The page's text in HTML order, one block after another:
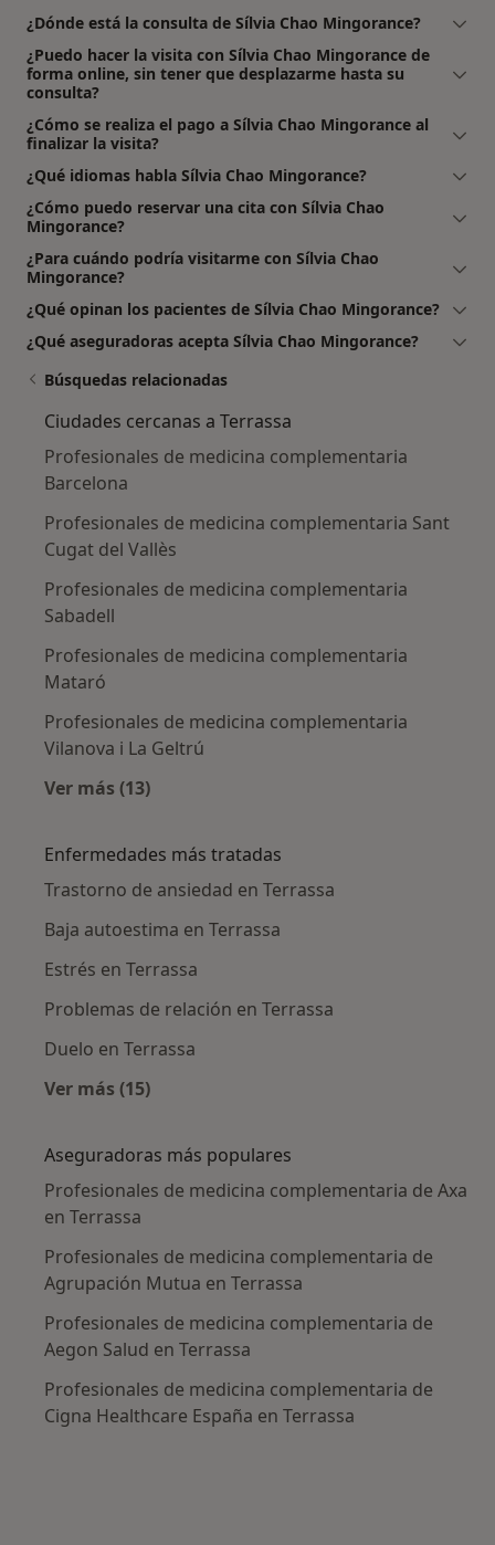
¿Dónde está la consulta de Sílvia Chao Mingorance?
¿Puedo hacer la visita con Sílvia Chao Mingorance de
forma online, sin tener que desplazarme hasta su
consulta?
¿Cómo se realiza el pago a Sílvia Chao Mingorance al
finalizar la visita?
¿Qué idiomas habla Sílvia Chao Mingorance?
¿Cómo puedo reservar una cita con Sílvia Chao
Mingorance?
¿Para cuándo podría visitarme con Sílvia Chao
Mingorance?
¿Qué opinan los pacientes de Sílvia Chao Mingorance?
¿Qué aseguradoras acepta Sílvia Chao Mingorance?
Búsquedas relacionadas
Ciudades cercanas a Terrassa
Profesionales de medicina complementaria
Barcelona
Profesionales de medicina complementaria Sant
Cugat del Vallès
Profesionales de medicina complementaria
Sabadell
Profesionales de medicina complementaria
Mataró
Profesionales de medicina complementaria
Vilanova i La Geltrú
Ver más (13)
Enfermedades más tratadas
Trastorno de ansiedad en Terrassa
Baja autoestima en Terrassa
Estrés en Terrassa
Problemas de relación en Terrassa
Duelo en Terrassa
Ver más (15)
Aseguradoras más populares
Profesionales de medicina complementaria de Axa
en Terrassa
Profesionales de medicina complementaria de
Agrupación Mutua en Terrassa
Profesionales de medicina complementaria de
Aegon Salud en Terrassa
Profesionales de medicina complementaria de
Cigna Healthcare España en Terrassa